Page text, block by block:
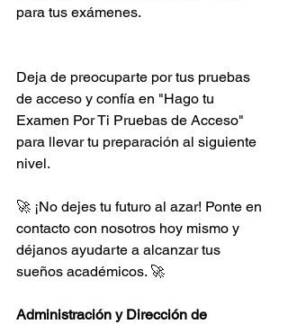
para tus exámenes.
Deja de preocuparte por tus pruebas
de acceso y confía en "Hago tu
Examen Por Ti Pruebas de Acceso"
para llevar tu preparación al siguiente
nivel.
🚀 ¡No dejes tu futuro al azar! Ponte en
contacto con nosotros hoy mismo y
déjanos ayudarte a alcanzar tus
sueños académicos. 🚀
Administración y Dirección de